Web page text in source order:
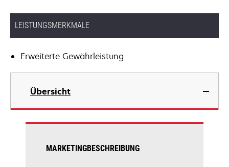
LEISTUNGSMERKMALE
Erweiterte Gewährleistung
Übersicht
MARKETINGBESCHREIBUNG